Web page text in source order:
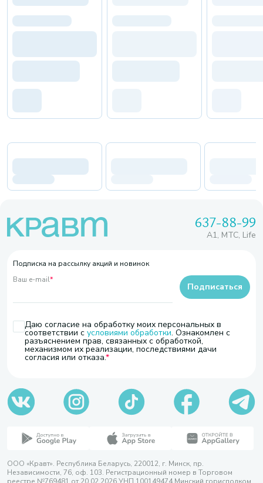
637-88-99
A1, МТС, Life
Подписка на рассылку акций и новинок
Ваш e-mail*
Даю согласие на обработку моих персональных в
соответствии с условиями обработки. Ознакомлен с
разъяснением прав, связанных с обработкой,
механизмом их реализации, последствиями дачи
согласия или отказа.
Подписаться
ООО «Кравт». Республика Беларусь, 220012, г. Минск, пр.
Независимости, 76, оф. 103. Регистрационный номер в Торговом